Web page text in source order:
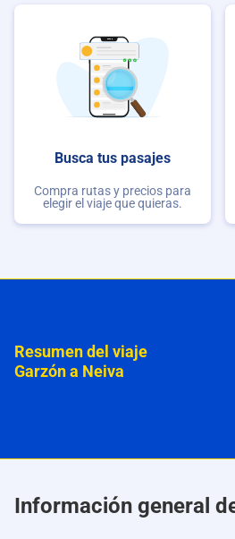
Busca tus pasajes
Compra rutas y precios para
elegir el viaje que quieras.
Resumen del viaje
Garzón a Neiva
Información general